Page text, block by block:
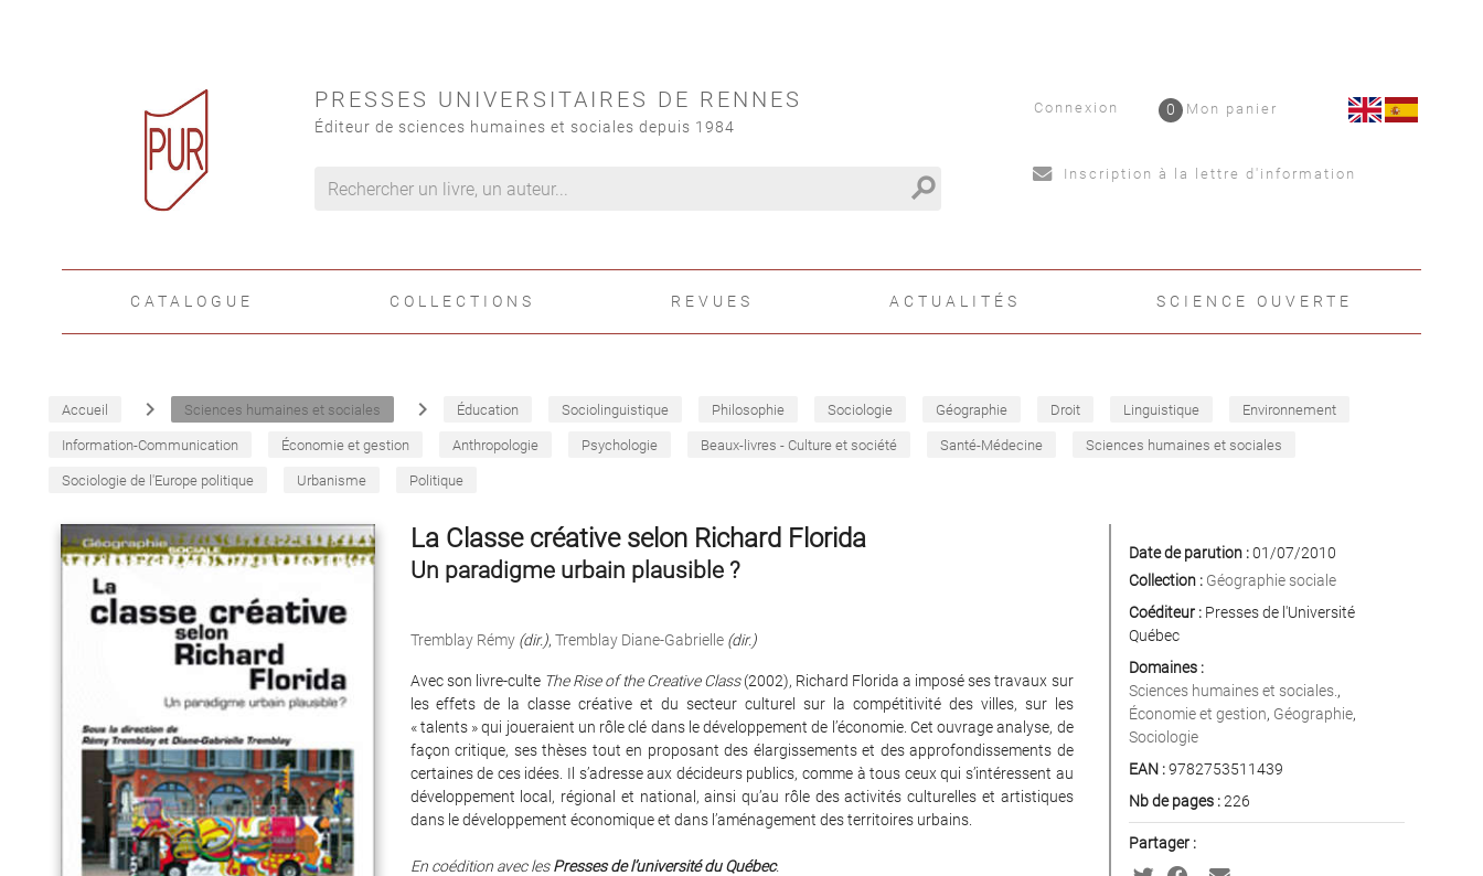
PRESSES UNIVERSITAIRES DE RENNES
Éditeur de sciences humaines et sociales depuis 1984
search
Connexion Mon panier
0
Inscription à la lettre d'information
CATALOGUE COLLECTIONS REVUES ACTUALITÉS SCIENCE OUVERTE
Accueil navigate_next Sciences humaines et sociales navigate_next Éducation Sociolinguistique Philosophie Sociologie Géographie Droit Linguistique Environnement
Information-Communication Économie et gestion Anthropologie Psychologie Beaux-livres - Culture et société Santé-Médecine Sciences humaines et sociales
Sociologie de l'Europe politique Urbanisme Politique
La Classe créative selon Richard Florida
Un paradigme urbain plausible ?
Tremblay Rémy (dir.), Tremblay Diane-Gabrielle (dir.)
Avec son livre-culte The Rise of the Creative Class(2002), Richard Florida a imposé ses travaux sur
les effets de la classe créative et du secteur culturel sur la compétitivité des villes, sur les
« talents » qui joueraient un rôle clé dans le développement de l’économie. Cet ouvrage analyse, de
façon critique, ses thèses tout en proposant des élargissements et des approfondissements de
certaines de ces idées. Il s’adresse aux décideurs publics, comme à tous ceux qui s’intéressent au
développement local, régional et national, ainsi qu’au rôle des activités culturelles et artistiques
dans le développement économique et dans l’aménagement des territoires urbains.
En coédition avec lesPresses de l’université du Québec.
Date de parution :01/07/2010
Collection : Géographie sociale
Coéditeur :Presses de l'Université
Québec
Domaines :
Sciences humaines et sociales. ,
Économie et gestion, Géographie,
Sociologie
EAN :9782753511439
Nb de pages :226
Partager :